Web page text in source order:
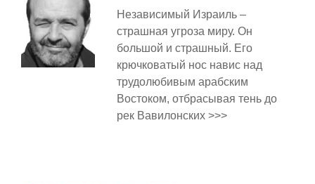
Независимый Израиль –
страшная угроза миру. Он
большой и страшный. Его
крючковатый нос навис над
трудолюбивым арабским
Востоком, отбрасывая тень до
рек Вавилонских >>>